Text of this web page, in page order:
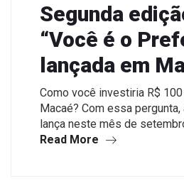
Segunda
“Você é o
lançada em
Como você investiria R$
Macaé? Com essa
lança neste mês de
Read More